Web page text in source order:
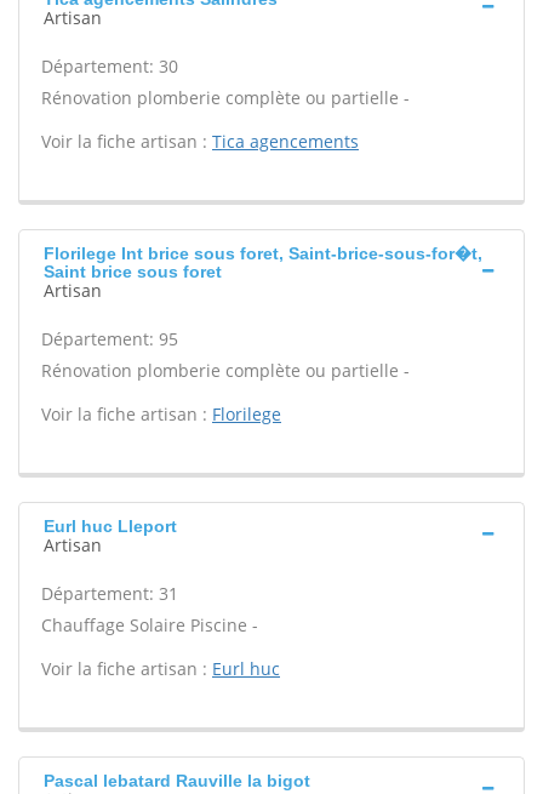
Artisan
Département: 30
Rénovation plomberie complète ou partielle -
Voir la fiche artisan : Tica agencements
Florilege Int brice sous foret, Saint-brice-sous-for�t,
Saint brice sous foret
Artisan
Département: 95
Rénovation plomberie complète ou partielle -
Voir la fiche artisan : Florilege
Eurl huc Lleport
Artisan
Département: 31
Chauffage Solaire Piscine -
Voir la fiche artisan : Eurl huc
Pascal lebatard Rauville la bigot